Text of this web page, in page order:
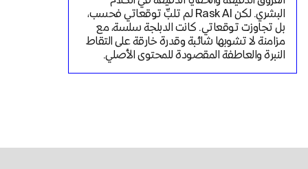
النبرة والعاطفة المقصودة للمحتوى الأصلي.